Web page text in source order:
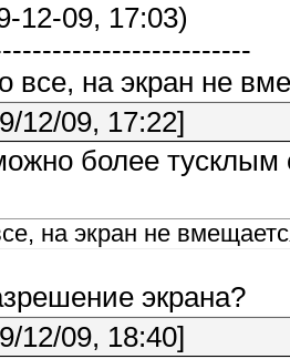
12-09, 17:03)
все, на экран не
12/09, 17:22]
более тусклым
на экран не
экрана?
12/09, 18:40]